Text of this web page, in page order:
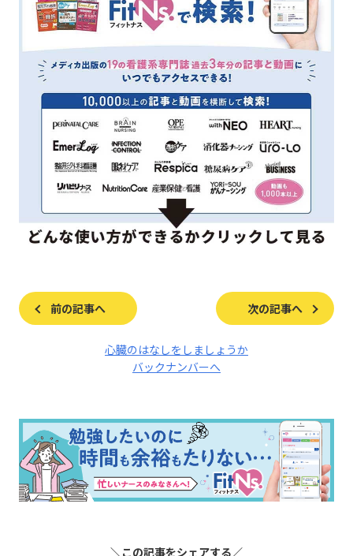
前の記事へ 次の記事へ
心臓のはなしをしましょうか
バックナンバーへ
＼この記事をシェアする／